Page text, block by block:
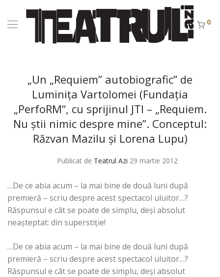
0
„Un „Requiem” autobiografic” de
Luminiţa Vartolomei (Fundaţia
„PerfoRM“, cu sprijinul JTI – „Requiem.
Nu ştii nimic despre mine”. Conceptul:
Răzvan Mazilu şi Lorena Lupu)
Publicat de Teatrul Azi 29 martie 2012
…De ce abia acum – la mai bine de două luni după
premieră – scriu despre acest spectacol uluitor…?
Răspunsul e cât se poate de simplu, deşi absolut
neaşteptat: din superstiţie!
…De ce abia acum – la mai bine de două luni după
premieră – scriu despre acest spectacol uluitor…?
Răspunsul e cât se poate de simplu, deşi absolut